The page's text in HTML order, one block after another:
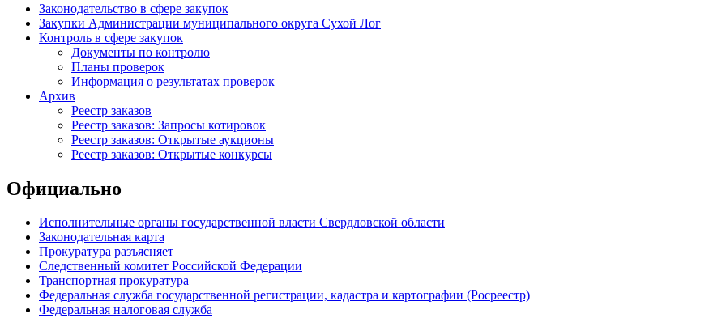
Законодательство в сфере закупок
Закупки Администрации муниципального округа Сухой Лог
Контроль в сфере закупок
Документы по контролю
Планы проверок
Информация о результатах проверок
Архив
Реестр заказов
Реестр заказов: Запросы котировок
Реестр заказов: Открытые аукционы
Реестр заказов: Открытые конкурсы
Официально
Исполнительные органы государственной власти Свердловской области
Законодательная карта
Прокуратура разъясняет
Следственный комитет Российской Федерации
Транспортная прокуратура
Федеральная служба государственной регистрации, кадастра и картографии (Росреестр)
Федеральная налоговая служба